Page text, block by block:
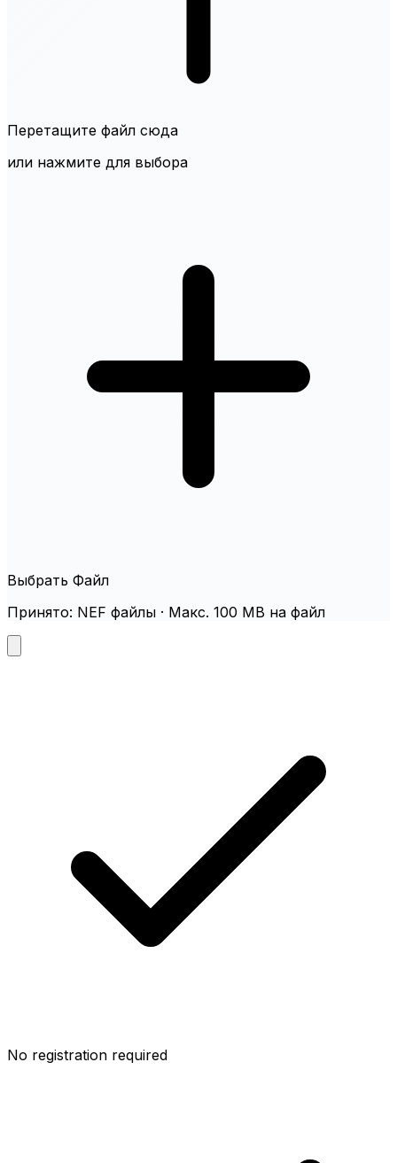
Перетащите файл сюда
или нажмите для выбора
Выбрать Файл
Принято: NEF файлы · Макс. 100 MB на файл
No registration required